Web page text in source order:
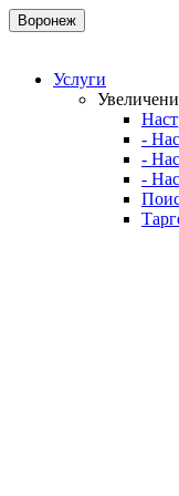
Воронеж
Услуги
-
-
-